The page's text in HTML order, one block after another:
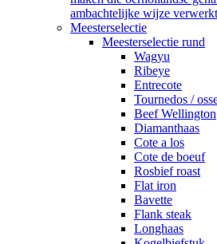
ambachtelijke wijze
Meesterselectie
Meesterselectie rund
Wagyu
Ribeye
Entrecote
Tournedos /
Beef Wellington
Diamanthaas
Cote a los
Cote de boeuf
Rosbief roast
Flat iron
Bavette
Flank steak
Longhaas